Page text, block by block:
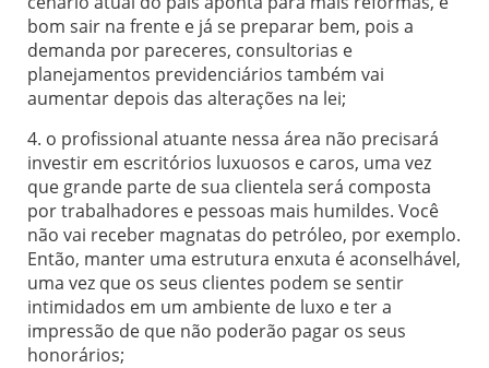
bom sair na frente e já se preparar bem, pois a
demanda por pareceres, consultorias e
planejamentos previdenciários também vai
aumentar depois das alterações na lei;
4. o profissional atuante nessa área não precisará
investir em escritórios luxuosos e caros, uma vez
que grande parte de sua clientela será composta
por trabalhadores e pessoas mais humildes. Você
não vai receber magnatas do petróleo, por exemplo.
Então, manter uma estrutura enxuta é aconselhável,
uma vez que os seus clientes podem se sentir
intimidados em um ambiente de luxo e ter a
impressão de que não poderão pagar os seus
honorários;